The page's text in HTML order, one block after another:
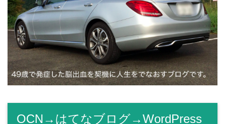
OCN→はてなブログ→WordPress